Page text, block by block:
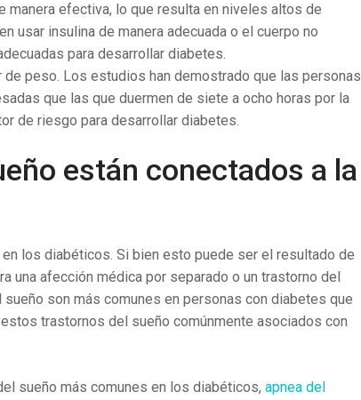
manera efectiva, lo que resulta en niveles altos de
usar insulina de manera adecuada o el cuerpo no
para desarrollar diabetes.
peso. Los estudios han demostrado que las personas
que las que duermen de siete a ocho horas por la
de riesgo para desarrollar diabetes.
están conectados a la
los diabéticos. Si bien esto puede ser el resultado de
una afección médica por separado o un trastorno del
son más comunes en personas con diabetes que
trastornos del sueño comúnmente asociados con
sueño más comunes en los diabéticos, apnea del